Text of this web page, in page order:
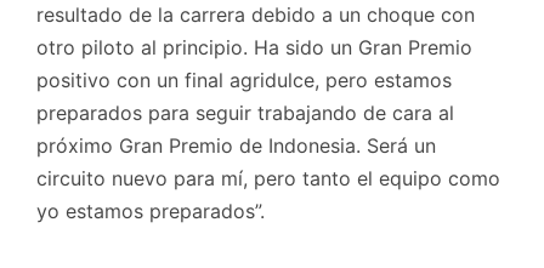
resultado de la carrera debido a un choque con
otro piloto al principio. Ha sido un Gran Premio
positivo con un final agridulce, pero estamos
preparados para seguir trabajando de cara al
próximo Gran Premio de Indonesia. Será un
circuito nuevo para mí, pero tanto el equipo como
yo estamos preparados”.